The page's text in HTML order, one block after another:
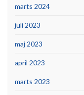
marts 2024
juli 2023
maj 2023
april 2023
marts 2023